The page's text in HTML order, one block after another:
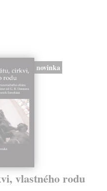
novinka
vlastného rodu